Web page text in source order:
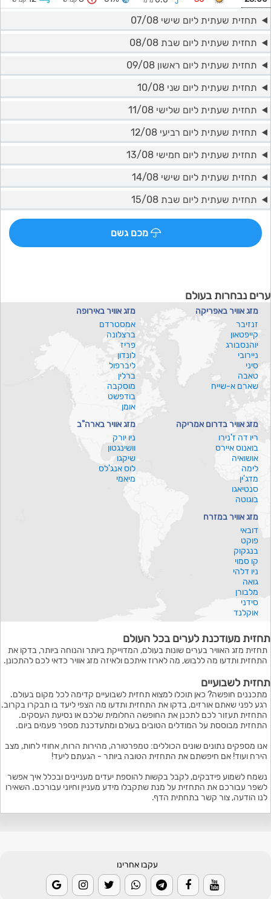
תחזית שעתית ליום שישי 07/08
תחזית שעתית ליום שבת 08/08
תחזית שעתית ליום ראשון 09/08
תחזית שעתית ליום שני 10/08
תחזית שעתית ליום שלישי 11/08
תחזית שעתית ליום רביעי 12/08
תחזית שעתית ליום חמישי 13/08
תחזית שעתית ליום שישי 14/08
תחזית שעתית ליום שבת 15/08
מכם גשם
ערים נבחרות בעולם
מזג אוויר באפריקה
זנזיבר
קייפטאון
יוהנסבורג
ניירובי
סיני
טאבה
שארם א-שייח
מזג אוויר באירופה
אמסטרדם
ברצלונה
פריז
לונדון
ליברפול
ברלין
מוסקבה
בודפשט
אומן
מזג אוויר בדרום אמריקה
ריו דה ז'נירו
בואנוס איירס
אושואיה
לימה
מדג'ין
סנטיאגו
בוגוטה
מזג אוויר בארה"ב
ניו יורק
וושינגטון
שיקגו
לוס אנג'לס
מיאמי
מזג אוויר במזרח
דובאי
פוקט
בנגקוק
קו סמוי
ניו דלהי
גואה
מלבורן
סידני
אוקלנד
תחזית מעודכנת לערים בכל העולם
תחזית מזג האוויר בערים שונות בעולם, המדוייקת ביותר והנוחה ביותר, בדקו את
התחזית ותדעו מה ללבוש, מה לארוז איתכם ולאיזה מזג אוויר כדאי לכם להתכונן.
תחזית לשבועיים
מתכננים חופשה? כאן תוכלו למצוא תחזית לשבועיים קדימה לכל מקום בעולם.
רגע לפני שאתם אורזים, בדקו את התחזית ותדעו מה הצפי ליעד בו תבקרו בקרוב.
התחזית תעזור לכם לתכנן את החופשה החלומית שלכם או נסיעת העסקים.
התחזית מבוססת על המודלים הטובים בעולם ומתעדכנת מספר פעמים ביום.
אנו מספקים נתונים שונים הכוללים: טמפרטורה, מהירות הרוח, אחוזי לחות, מצב
הירח ועוד! אם חיפשתם את התחזית הטובה ביותר - הגעתם ליעד!
נשמח לשמוע פידבקים, לקבל בקשות להוספת יעדים מעניינים ובכלל איך אפשר
לשפר עבורכם את התחזית על מנת שתקבלו מידע מעניין וחיוני עבורכם. השאירו
לנו הודעה, צור קשר בתחתית הדף.
עקבו אחרינו